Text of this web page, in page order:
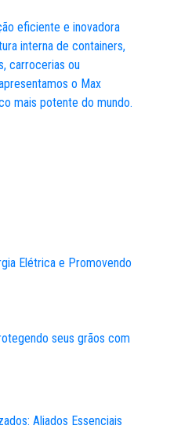
eficiente e inovadora
interna de containers,
carrocerias ou
o Max
mais potente do mundo.
Elétrica e Promovendo
seus grãos com
Aliados Essenciais